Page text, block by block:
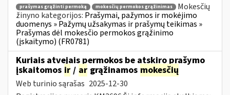
prašymas grąžinti permoką mokesčių permokos grąžinimas
Mokesčių
žinyno kategorijos: Prašymai, pažymos ir mokėjimo
duomenys » Pažymų užsakymas ir prašymų teikimas »
Prašymas dėl mokesčio permokos grąžinimo
(įskaitymo) (FR0781)
Kuriais atvejais permokos be atskiro prašymo
įskaitomos ir / ar grąžinamos mokesčių
Web turinio sąrašas 2025-12-30